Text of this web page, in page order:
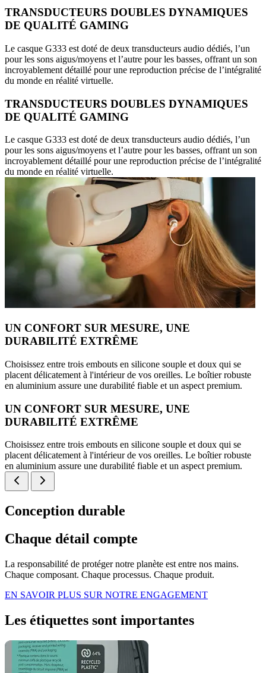
TRANSDUCTEURS DOUBLES DYNAMIQUES
DE QUALITÉ GAMING
Le casque G333 est doté de deux transducteurs audio dédiés, l’un
pour les sons aigus/moyens et l’autre pour les basses, offrant un son
incroyablement détaillé pour une reproduction précise de l’intégralité
du monde en réalité virtuelle.
TRANSDUCTEURS DOUBLES DYNAMIQUES
DE QUALITÉ GAMING
Le casque G333 est doté de deux transducteurs audio dédiés, l’un
pour les sons aigus/moyens et l’autre pour les basses, offrant un son
incroyablement détaillé pour une reproduction précise de l’intégralité
du monde en réalité virtuelle.
UN CONFORT SUR MESURE, UNE
DURABILITÉ EXTRÊME
Choisissez entre trois embouts en silicone souple et doux qui se
placent délicatement à l'intérieur de vos oreilles. Le boîtier robuste
en aluminium assure une durabilité fiable et un aspect premium.
UN CONFORT SUR MESURE, UNE
DURABILITÉ EXTRÊME
Choisissez entre trois embouts en silicone souple et doux qui se
placent délicatement à l'intérieur de vos oreilles. Le boîtier robuste
en aluminium assure une durabilité fiable et un aspect premium.
Conception durable
Chaque détail compte
La responsabilité de protéger notre planète est entre nos mains.
Chaque composant. Chaque processus. Chaque produit.
EN SAVOIR PLUS SUR NOTRE ENGAGEMENT
Les étiquettes sont importantes